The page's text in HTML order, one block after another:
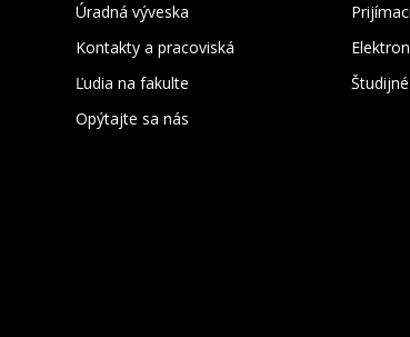
Úradná výveska
Kontakty a pracoviská
Ľudia na fakulte
Opýtajte sa nás